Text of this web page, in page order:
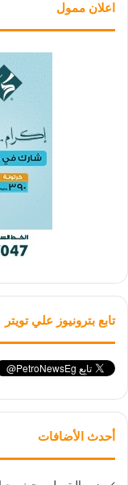
اعلان ممول
تابع بترونيوز علي تويتر
أحدث الأضافات